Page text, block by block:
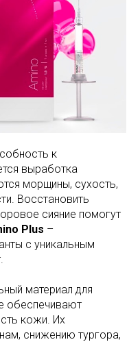
к
выработка
морщины, сухость,
Восстановить
сияние помогут
Plus –
с уникальным
материал для
обеспечивают
кожи. Их
снижению тургора,